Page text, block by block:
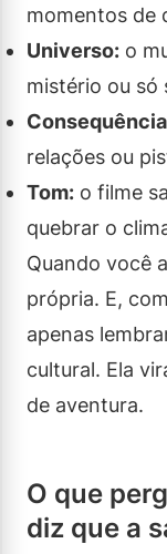
momentos de
Universo: o
mistério ou só
relações ou
Tom: o filme
quebrar o
Quando você
própria. E,
apenas
cultural. Ela
de aventura.
O que
diz que a